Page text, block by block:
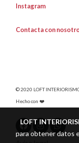
Instagram
Contacta con
© 2020 LOFT
Hecho con ❤️
LOFT
para obtener datos